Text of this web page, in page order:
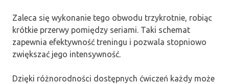
Zaleca się wykonanie tego obwodu trzykrotnie, robiąc
krótkie przerwy pomiędzy seriami. Taki schemat
zapewnia efektywność treningu i pozwala stopniowo
zwiększać jego intensywność.
Dzięki różnorodności dostępnych ćwiczeń każdy może